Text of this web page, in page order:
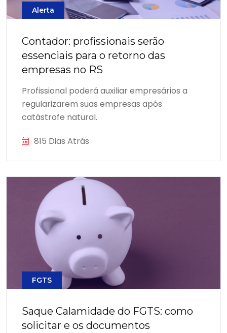
Alerta
Contador: profissionais serão
essenciais para o retorno das
empresas no RS
Profissional poderá auxiliar empresários a
regularizarem suas empresas após
catástrofe natural.
815 Dias Atrás
FGTS
Saque Calamidade do FGTS: como
solicitar e os documentos